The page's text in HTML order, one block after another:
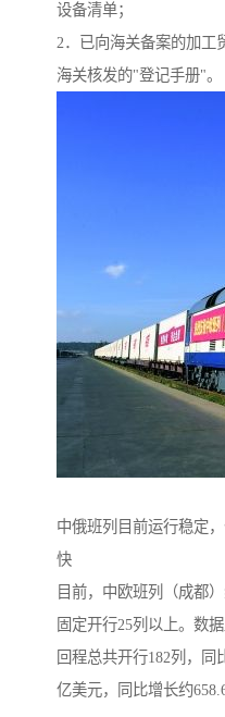
设备清单；
2．已向海关备案的加工
海关核发的"登记手册"。
中俄班列目前运行稳定
快
目前，中欧班列（成都
固定开行25列以上。数
回程总共开行182列，同
亿美元，同比增长约